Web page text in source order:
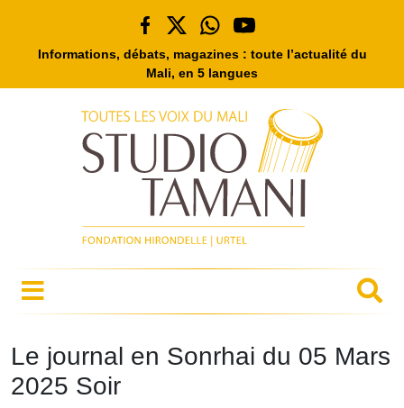
Informations, débats, magazines : toute l’actualité du
Mali, en 5 langues
Le journal en Sonrhai du 05 Mars
2025 Soir